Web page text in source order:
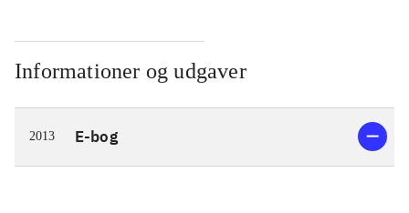
Informationer og udgaver
2013 E-bog